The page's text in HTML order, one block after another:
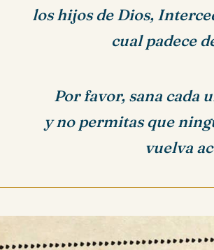
los hijos de Dios,
cual padece
Por favor, sana cada
y no permitas que
vuelva